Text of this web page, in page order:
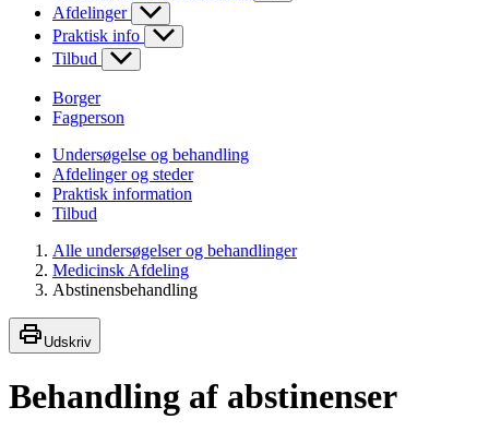
Afdelinger
Praktisk info
Tilbud
Borger
Fagperson
Undersøgelse og behandling
Afdelinger og steder
Praktisk information
Tilbud
Alle undersøgelser og behandlinger
Medicinsk Afdeling
Abstinensbehandling
Udskriv
Behandling af abstinenser